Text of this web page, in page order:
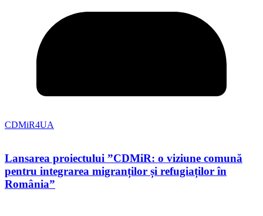
CDMiR4UA
Lansarea proiectului ”CDMiR: o viziune comună
pentru integrarea migranților și refugiaților în
România”